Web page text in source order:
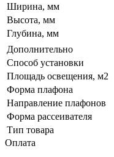
Ширина, мм
Высота, мм
Глубина, мм
Дополнительно
Способ установки
Площадь освещения, м2
Форма плафона
Направление плафонов
Форма рассеивателя
Тип товара
Оплата